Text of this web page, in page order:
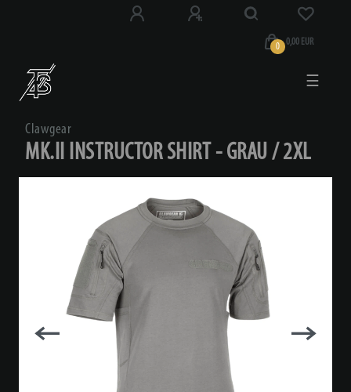
0 0,00 EUR
☰
Clawgear
MK.II INSTRUCTOR SHIRT - GRAU / 2XL